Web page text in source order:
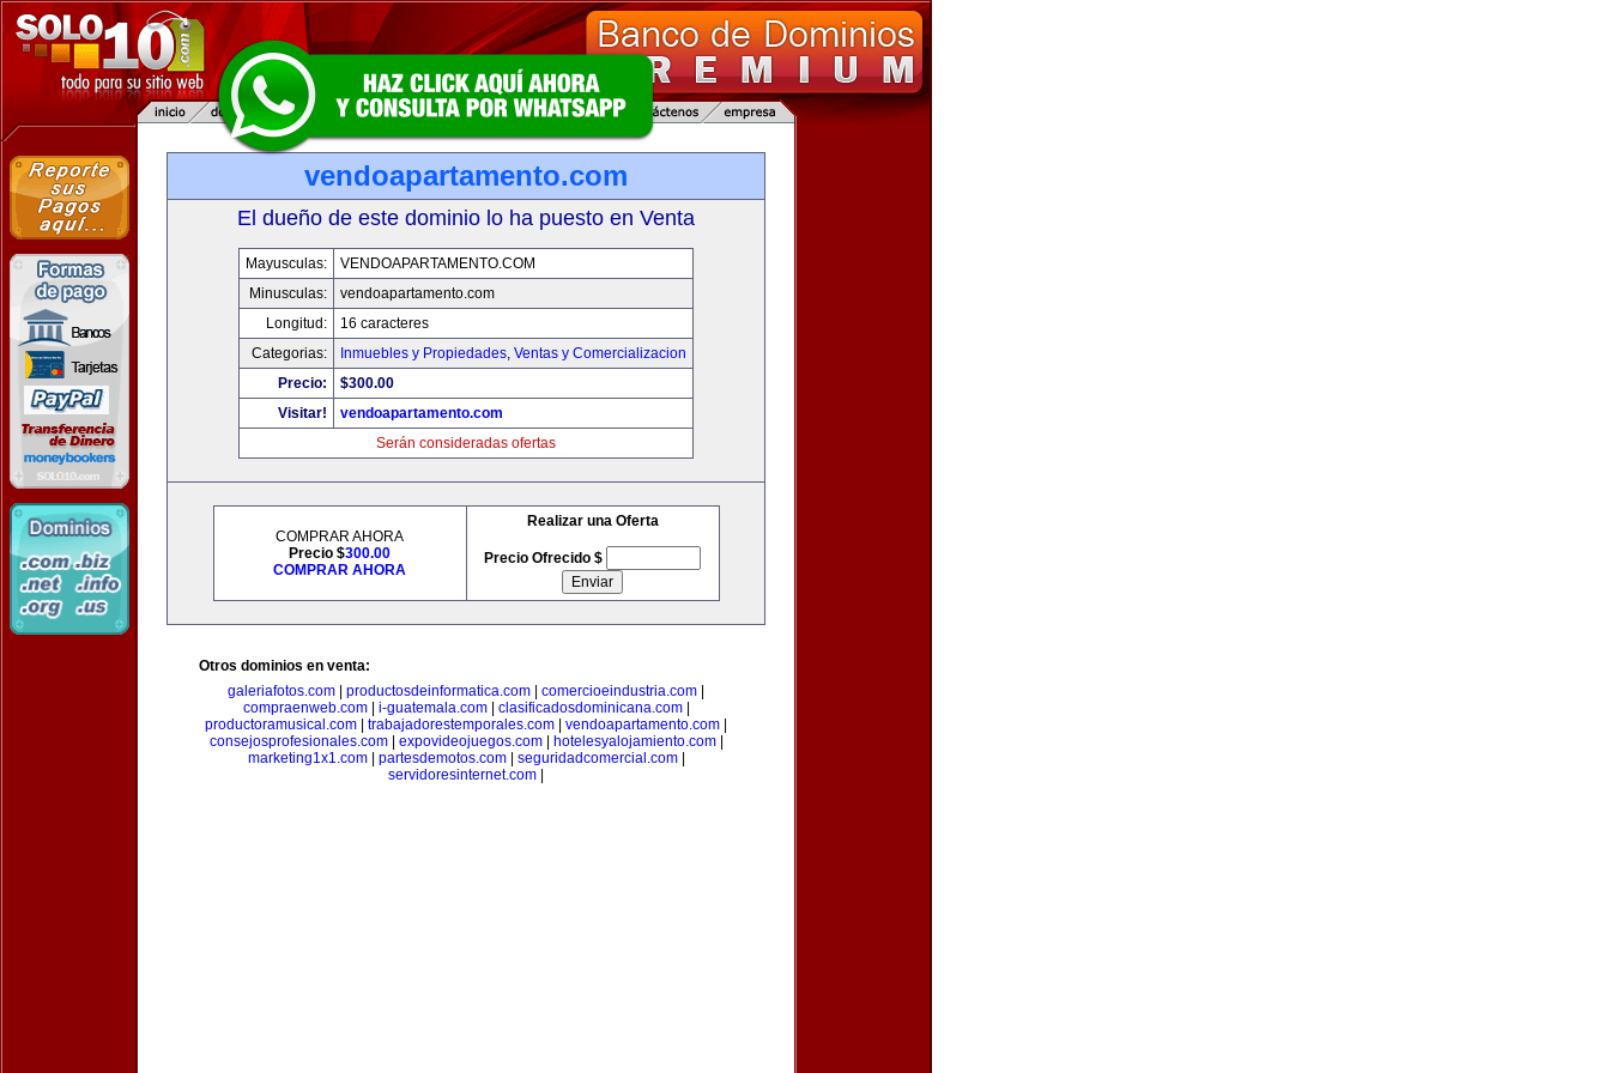
vendoapartamento.com
El dueño de este dominio lo ha puesto en Venta
Mayusculas:
VENDOAPARTAMENTO.COM
Minusculas:
vendoapartamento.com
Longitud:
16 caracteres
Categorias:
Inmuebles y Propiedades, Ventas y Comercializacion
Precio:
$300.00
Visitar!
vendoapartamento.com
Serán consideradas ofertas
COMPRAR AHORA
Precio $300.00
COMPRAR AHORA
Realizar una Oferta
Precio Ofrecido $
Otros dominios en venta:
galeriafotos.com
productosdeinformatica.com comercioeindustria.com
compraenweb.com| i-guatemala.com| clasificadosdominicana.com|
productoramusical.com
trabajadorestemporales.com vendoapartamento.com
consejosprofesionales.com| expovideojuegos.com| hotelesyalojamiento.com|
marketing1x1.com| partesdemotos.com| seguridadcomercial.com|
servidoresinternet.com